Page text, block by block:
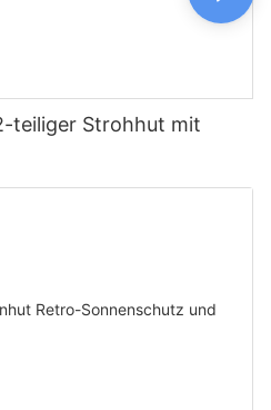
teiliger Strohhut mit